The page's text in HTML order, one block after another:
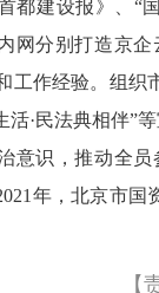
都建设报》、“
网分别打造京
工作经验。组织
活·民法典相伴”
意识，推动全
年，北京市国
【